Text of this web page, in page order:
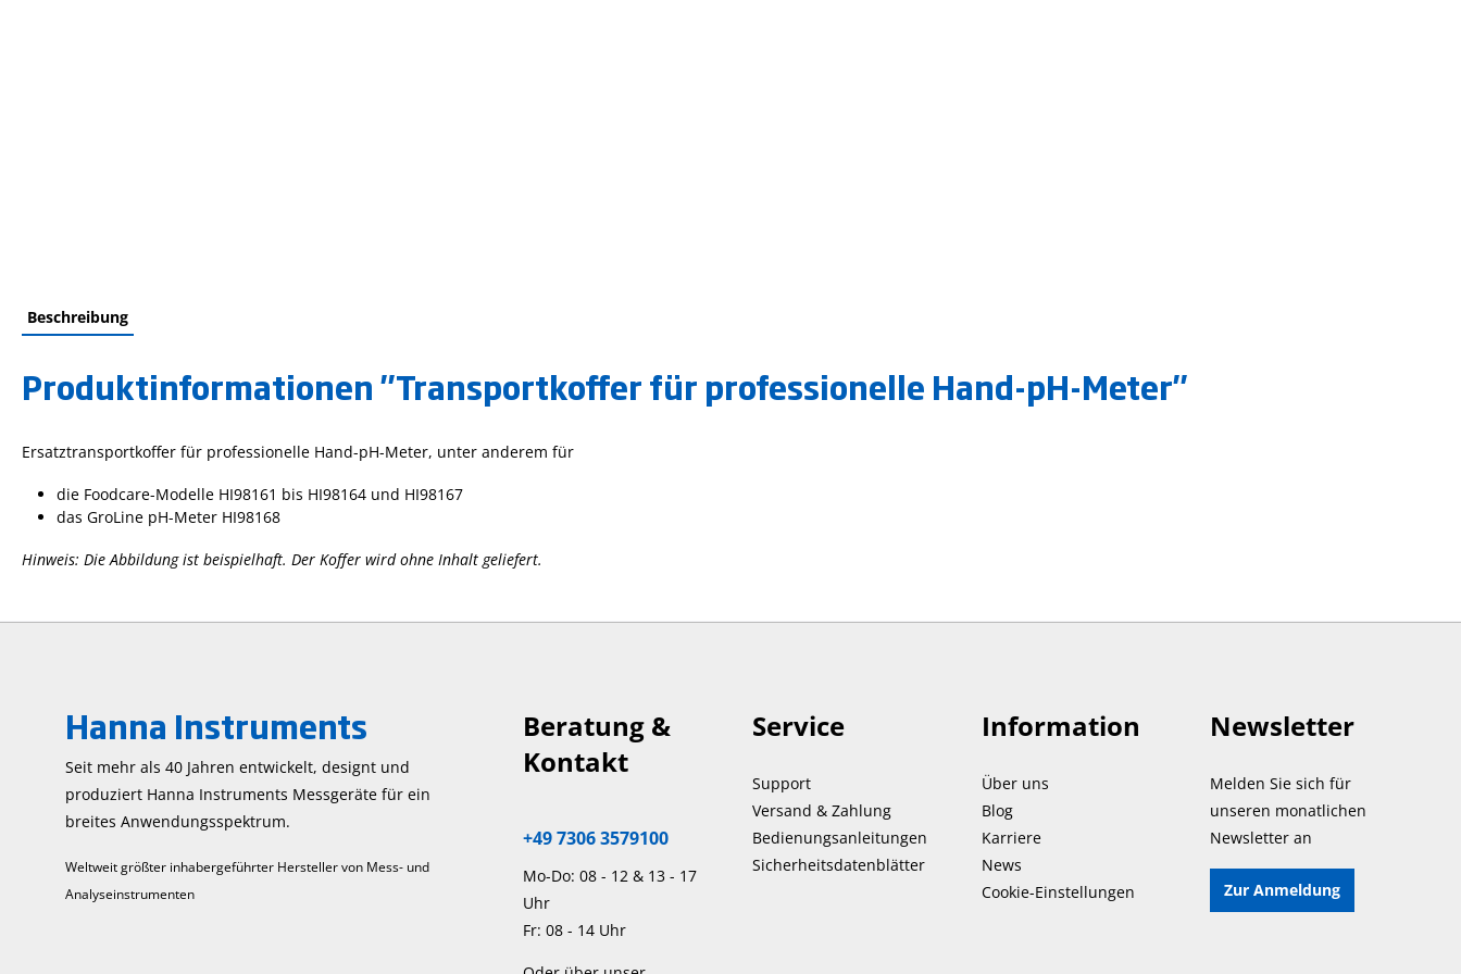
Beschreibung
Produktinformationen "Transportkoffer für professionelle Hand-pH-Meter"
Ersatztransportkoffer für professionelle Hand-pH-Meter, unter anderem für
die Foodcare-Modelle HI98161 bis HI98164 und HI98167
das GroLine pH-Meter HI98168
Hinweis: Die Abbildung ist beispielhaft. Der Koffer wird ohne Inhalt geliefert.
Hanna Instruments
Seit mehr als 40 Jahren entwickelt, designt und
produziert Hanna Instruments Mess­geräte für ein
breites Anwendungs­spektrum.
Weltweit größter inhabergeführter Hersteller von Mess- und
Analyseinstrumenten
Beratung &
Kontakt
+49 7306 3579100
Mo-Do: 08 - 12 & 13 - 17
Uhr
Fr: 08 - 14 Uhr
Service
Support
Versand & Zahlung
Bedienungsanleitungen
Sicherheitsdatenblätter
Information
Über uns
Blog
Karriere
News
Cookie-Einstellungen
Newsletter
Melden Sie sich für
unseren monatlichen
Newsletter an
Zur Anmeldung